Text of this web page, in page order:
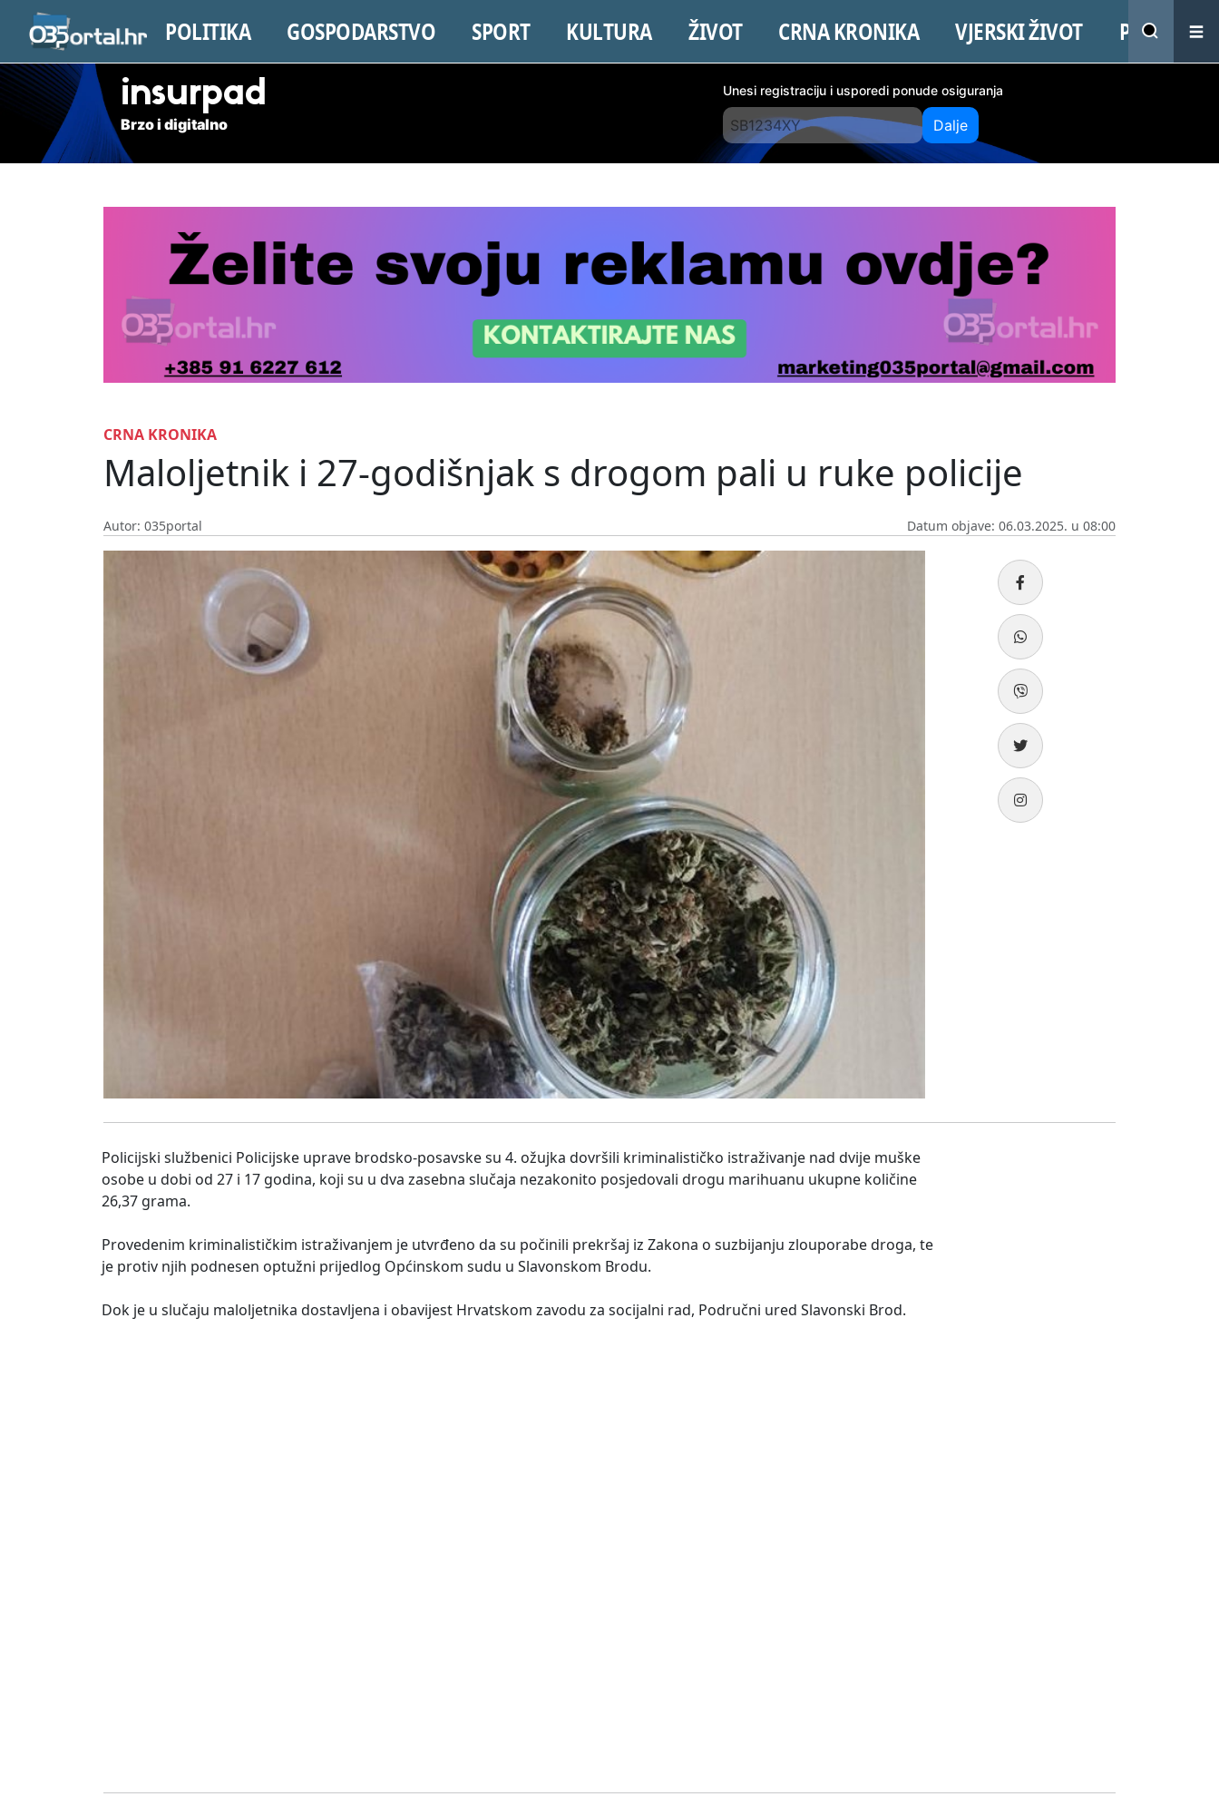
POLITIKA GOSPODARSTVO SPORT KULTURA ŽIVOT CRNA KRONIKA VJERSKI ŽIVOT PROMO
insurpad
Brzo i digitalno
Unesi registraciju i usporedi ponude osiguranja
Dalje
CRNA KRONIKA
Maloljetnik i 27-godišnjak s drogom pali u ruke policije
Autor: 035portal Datum objave: 06.03.2025. u 08:00
Policijski službenici Policijske uprave brodsko-posavske su 4. ožujka dovršili kriminalističko istraživanje nad dvije muške
osobe u dobi od 27 i 17 godina, koji su u dva zasebna slučaja nezakonito posjedovali drogu marihuanu ukupne količine
26,37 grama.
Provedenim kriminalističkim istraživanjem je utvrđeno da su počinili prekršaj iz Zakona o suzbijanju zlouporabe droga, te
je protiv njih podnesen optužni prijedlog Općinskom sudu u Slavonskom Brodu.
Dok je u slučaju maloljetnika dostavljena i obavijest Hrvatskom zavodu za socijalni rad, Područni ured Slavonski Brod.